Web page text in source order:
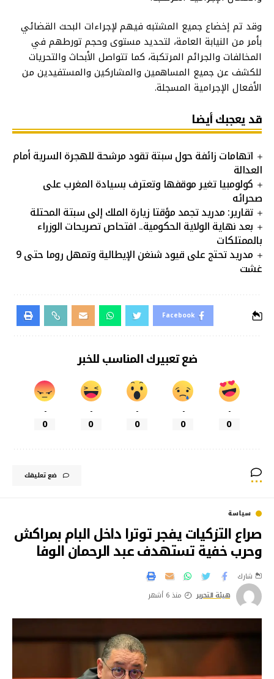
وقد تم إخضاع جميع المشتبه فيهم لإجراءات البحث القضائي
بأمر من النيابة العامة، لتحديد مستوى وحجم تورطهم في
المخالفات والجرائم المرتكبة، كما تتواصل الأبحاث والتحريات
للكشف عن جميع المساهمين والمشاركين والمستفيدين من
الأفعال الإجرامية المسجلة.
قد يعجبك أيضا
اتهامات زائفة حول سبتة تقود مرشحة للهجرة السرية أمام
العدالة
كولومبيا تغير موقفها وتعترف بسيادة المغرب على
صحرائه
تقارير: مدريد تجمد مؤقتا زيارة الملك إلى سبتة المحتلة
بعد نهاية الولاية الحكومية.. افتحاص تصريحات الوزراء
بالممتلكات
مدريد تحتج على قيود شنغن الإيطالية وتمهل روما حتى 9
غشت
Facebook
ضع تعبيرك المناسب للخبر
-
0
-
0
-
0
-
0
-
0
ضع تعليقك
سياسة
صراع التزكيات يفجر توترا داخل البام بمراكش
وحرب خفية تستهدف عبد الرحمان الوفا
هيئة التحرير منذ 6 أشهر
شارك